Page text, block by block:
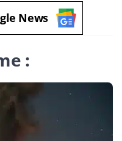
News
: